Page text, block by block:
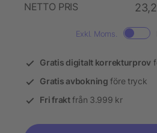
NETTO PRIS
Exkl. Moms.
Gratis digitalt korrekturprov
Gratis avbokning före tryck
Fri fraktfrån 3.999 kr